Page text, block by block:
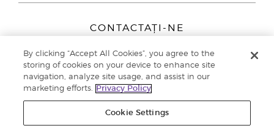
CONTACTAȚI-NE
Peizerweg 97
9727 AJ Groningen
Netherlands
Înscriere Brand Partners0800 890113
By clicking “Accept All Cookies”, you agree to the
storing of cookies on your device to enhance site
navigation, analyze site usage, and assist in our
marketing efforts.
Privacy Policy
Cookie Settings